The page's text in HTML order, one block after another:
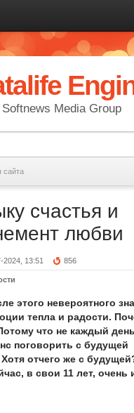
Softnews Media Group
сайта
счастья и
любви
2024, 13:51 856
этого невероятного
тепла и радости.
что не каждый
поговорить с будущей
отчего же с
в свои 11 лет, очень